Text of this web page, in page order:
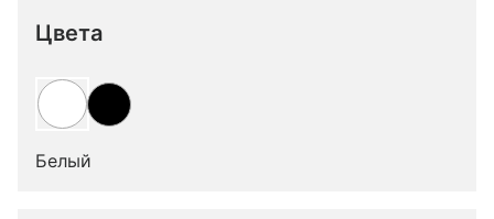
Цвета
Белый